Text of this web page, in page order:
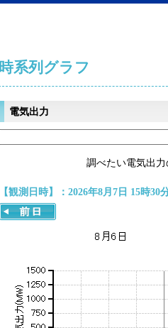
時系列グラフ
電気出力
調べたい電気出
【観測日時】：2026年8月7日 15時30